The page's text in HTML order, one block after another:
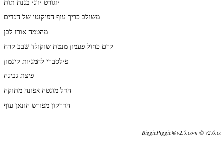
יוגורט יווני בננת תות
משולב כריך עוף הפיקנטי של הנדים
מהטמה אורז לבן
קרם כחול פעמון מנטת שוקולד שבב קרח
פילסברי לחמניות קינמון
פיצת גבינה
הדל מונטה אפונה מתוקה
הדרקון מפורש הונאן עוף
BiggiePiggie@v2.0.com ©